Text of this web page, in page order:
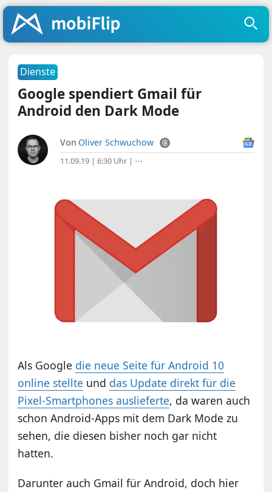
Dienste
Google spendiert Gmail für
Android den Dark Mode
Von Oliver Schwuchow
11.09.19 | 6:30 Uhr | ⋯
Als Google die neue Seite für Android 10
online stellte und das Update direkt für die
Pixel-Smartphones auslieferte, da waren auch
schon Android-Apps mit dem Dark Mode zu
sehen, die diesen bisher noch gar nicht
hatten.
Darunter auch Gmail für Android, doch hier